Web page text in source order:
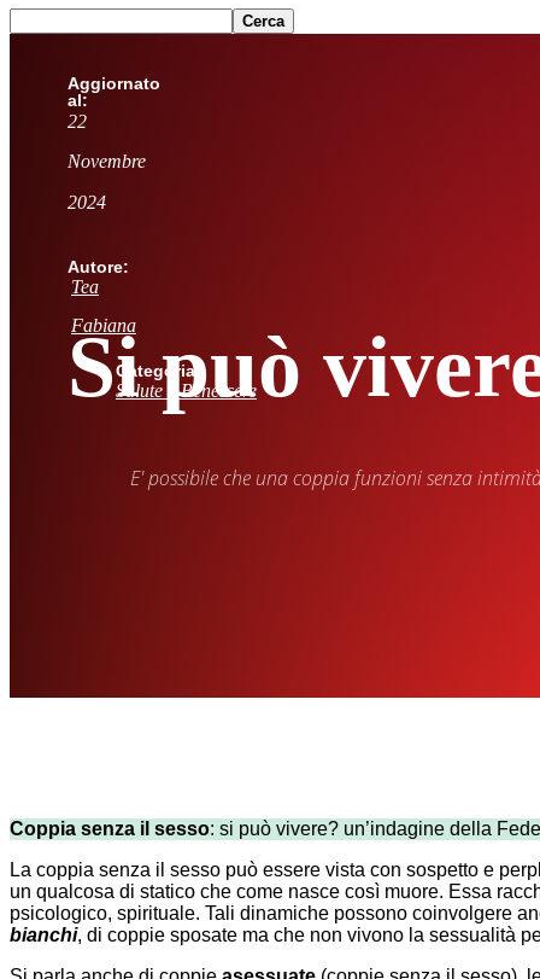
Si può
E' possibile che una coppia funzioni senza
Aggiornato
al:
22
Novembre
2024
Autore:
Tea
Fabiana
Categoria:
Salute e Benessere
Coppia senza il sesso: si può vivere? un’indagine della
La coppia senza il sesso può essere vista con sospetto e
un qualcosa di statico che come nasce così muore. Essa
psicologico, spirituale. Tali dinamiche possono coinvolgere
bianchi, di coppie sposate ma che non vivono la sessualità